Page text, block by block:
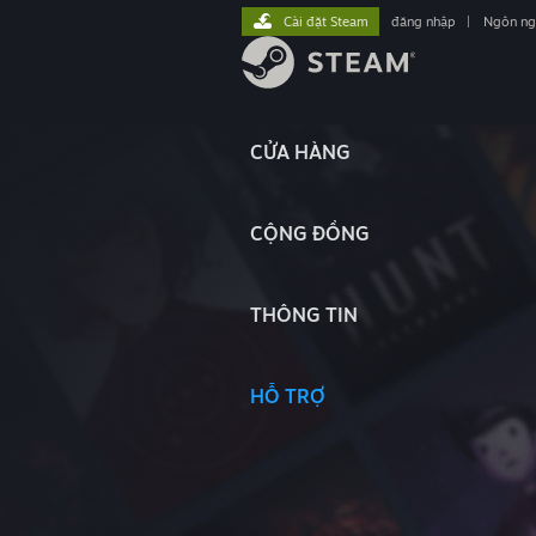
CỬA HÀNG
CỘNG ĐỒNG
THÔNG TIN
HỖ TRỢ
Cài đặt Steam đăng nhập Ngôn